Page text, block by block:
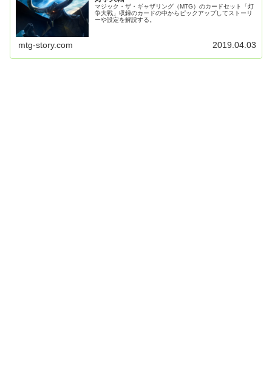
マジック・ザ・ギャザリング（MTG）のカードセット「灯
争大戦」収録のカードの中からピックアップしてストーリ
ーや設定を解説する。
mtg-story.com 2019.04.03